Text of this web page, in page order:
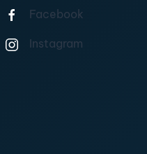
Facebook
Instagram